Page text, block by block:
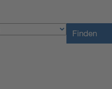
Finden